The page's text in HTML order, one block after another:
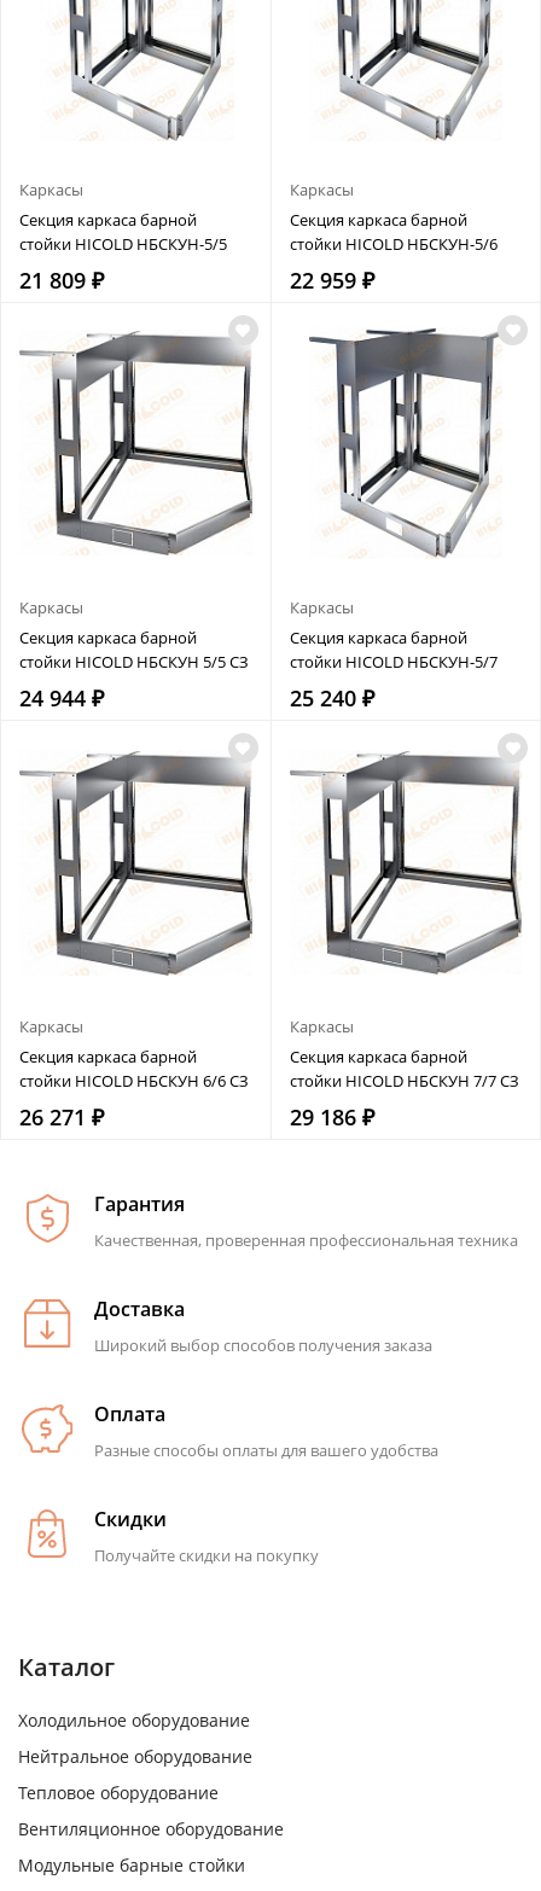
Каркасы
Секция каркаса барной
стойки HICOLD НБСКУН-5/5
21 809 ₽
Каркасы
Секция каркаса барной
стойки HICOLD НБСКУН-5/6
22 959 ₽
Каркасы
Секция каркаса барной
стойки HICOLD НБСКУН 5/5 СЗ
24 944 ₽
Каркасы
Секция каркаса барной
стойки HICOLD НБСКУН-5/7
25 240 ₽
Каркасы
Секция каркаса барной
стойки HICOLD НБСКУН 6/6 СЗ
26 271 ₽
Каркасы
Секция каркаса барной
стойки HICOLD НБСКУН 7/7 СЗ
29 186 ₽
Гарантия
Качественная, проверенная профессиональная техника
Доставка
Широкий выбор способов получения заказа
Оплата
Разные способы оплаты для вашего удобства
Скидки
Получайте скидки на покупку
Каталог
Холодильное оборудование
Нейтральное оборудование
Тепловое оборудование
Вентиляционное оборудование
Модульные барные стойки